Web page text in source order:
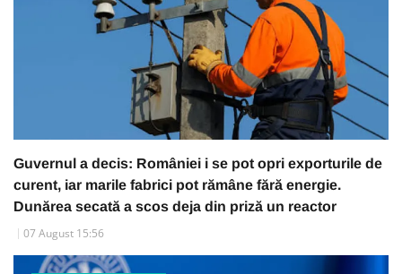
Guvernul a decis: României i se pot opri exporturile de
curent, iar marile fabrici pot rămâne fără energie.
Dunărea secată a scos deja din priză un reactor
07 August 15:56